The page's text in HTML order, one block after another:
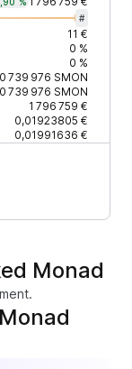
#
11 €
0 %
0 %
739 976 SMON
739 976 SMON
1 796 759 €
0,01923805 €
0,01991636 €
Monad